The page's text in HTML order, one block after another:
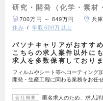
研究・開発（化学・素材
700万円 ～ 849万円 兵
休み
年収600万以上
パソナキャリアがおすす
こちらの求人案件以外に
求人を多数保有しており
フィルムやシート等へコーティング
開発・生産工程に関わる業務をお任
会社概要
匿名求人のため、求人